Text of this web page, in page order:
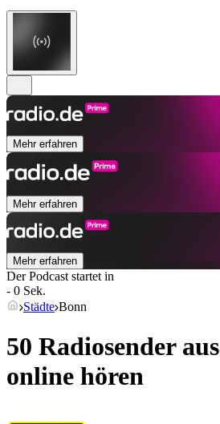
Mehr erfahren
Mehr erfahren
Mehr erfahren
Der Podcast startet in
- 0 Sek.
Städte Bonn
50 Radiosender aus
online hören